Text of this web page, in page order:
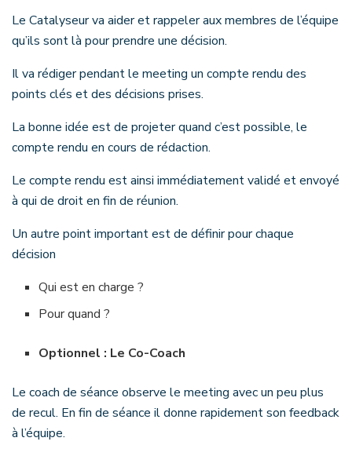
Le Catalyseur va aider et rappeler aux membres de l’équipe
qu’ils sont là pour prendre une décision.
Il va rédiger pendant le meeting un compte rendu des
points clés et des décisions prises.
La bonne idée est de projeter quand c’est possible, le
compte rendu en cours de rédaction.
Le compte rendu est ainsi immédiatement validé et envoyé
à qui de droit en fin de réunion.
Un autre point important est de définir pour chaque
décision
Qui est en charge ?
Pour quand ?
Optionnel : Le Co-Coach
Le coach de séance observe le meeting avec un peu plus
de recul. En fin de séance il donne rapidement son feedback
à l’équipe.